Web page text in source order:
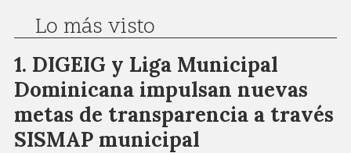
Lo más visto
DIGEIG y Liga Municipal
Dominicana impulsan nuevas
metas de transparencia a través
SISMAP municipal